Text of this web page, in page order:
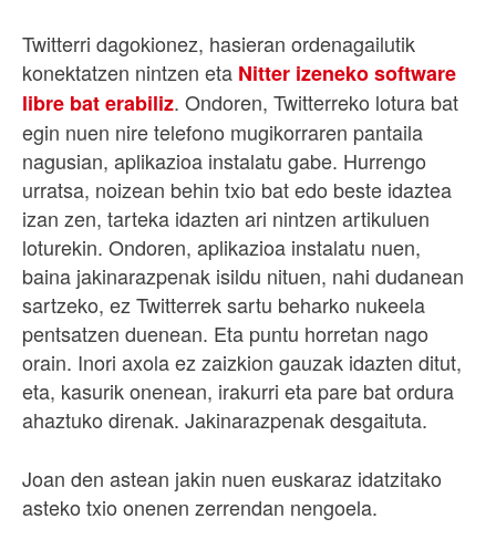
Twitterri dagokionez, hasieran ordenagailutik
konektatzen nintzen eta Nitter izeneko software
libre bat erabiliz. Ondoren, Twitterreko lotura bat
egin nuen nire telefono mugikorraren pantaila
nagusian, aplikazioa instalatu gabe. Hurrengo
urratsa, noizean behin txio bat edo beste idaztea
izan zen, tarteka idazten ari nintzen artikuluen
loturekin. Ondoren, aplikazioa instalatu nuen,
baina jakinarazpenak isildu nituen, nahi dudanean
sartzeko, ez Twitterrek sartu beharko nukeela
pentsatzen duenean. Eta puntu horretan nago
orain. Inori axola ez zaizkion gauzak idazten ditut,
eta, kasurik onenean, irakurri eta pare bat ordura
ahaztuko direnak. Jakinarazpenak desgaituta.
Joan den astean jakin nuen euskaraz idatzitako
asteko txio onenen zerrendan nengoela.